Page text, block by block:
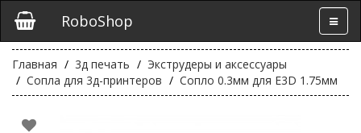
RoboShop
Главная 3д печать
Экструдеры и аксессуары
Сопла для 3д-принтеров
Сопло 0.3мм для E3D 1.75мм